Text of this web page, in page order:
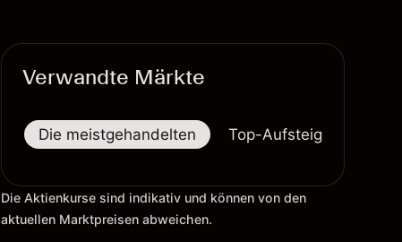
Verwandte Märkte
Die meistgehandelten Top-Aufsteiger
Die Aktienkurse sind indikativ und können von den
aktuellen Marktpreisen abweichen.